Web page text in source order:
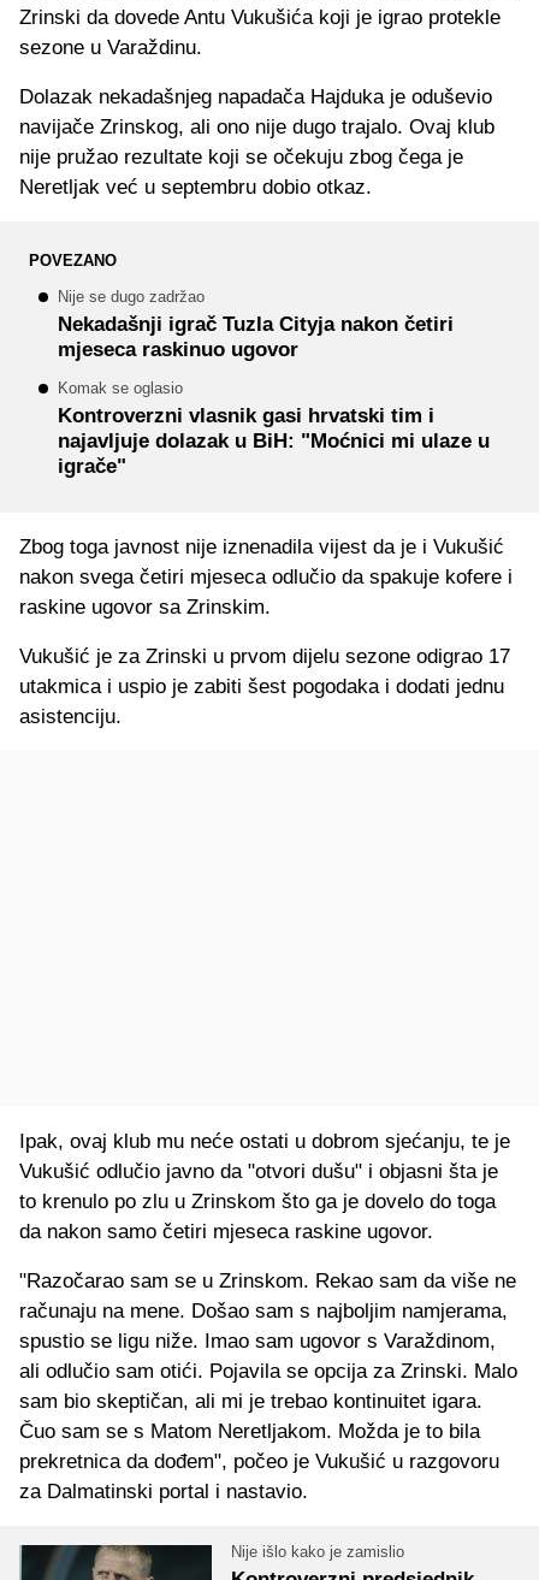
Zrinski da dovede Antu Vukušića koji je igrao protekle
sezone u Varaždinu.
Dolazak nekadašnjeg napadača Hajduka je oduševio
navijače Zrinskog, ali ono nije dugo trajalo. Ovaj klub
nije pružao rezultate koji se očekuju zbog čega je
Neretljak već u septembru dobio otkaz.
POVEZANO
Nije se dugo zadržao
Nekadašnji igrač Tuzla Cityja nakon četiri
mjeseca raskinuo ugovor
Komak se oglasio
Kontroverzni vlasnik gasi hrvatski tim i
najavljuje dolazak u BiH: "Moćnici mi ulaze u
igrače"
Zbog toga javnost nije iznenadila vijest da je i Vukušić
nakon svega četiri mjeseca odlučio da spakuje kofere i
raskine ugovor sa Zrinskim.
Vukušić je za Zrinski u prvom dijelu sezone odigrao 17
utakmica i uspio je zabiti šest pogodaka i dodati jednu
asistenciju.
Ipak, ovaj klub mu neće ostati u dobrom sjećanju, te je
Vukušić odlučio javno da "otvori dušu" i objasni šta je
to krenulo po zlu u Zrinskom što ga je dovelo do toga
da nakon samo četiri mjeseca raskine ugovor.
"Razočarao sam se u Zrinskom. Rekao sam da više ne
računaju na mene. Došao sam s najboljim namjerama,
spustio se ligu niže. Imao sam ugovor s Varaždinom,
ali odlučio sam otići. Pojavila se opcija za Zrinski. Malo
sam bio skeptičan, ali mi je trebao kontinuitet igara.
Čuo sam se s Matom Neretljakom. Možda je to bila
prekretnica da dođem", počeo je Vukušić u razgovoru
za Dalmatinski portal i nastavio.
Nije išlo kako je zamislio